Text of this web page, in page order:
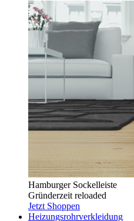
Hamburger Sockelleiste
Gründerzeit reloaded
Jetzt Shoppen
Heizungsrohrverkleidung